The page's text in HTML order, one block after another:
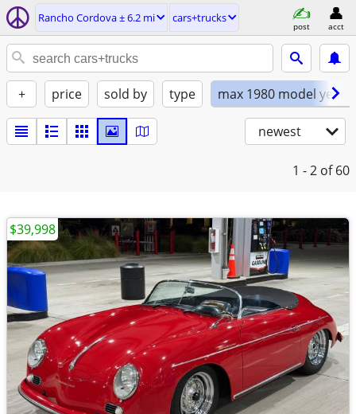
Rancho Cordova ± 6.2 mi cars+trucks
post acct
+ price sold by type max 1980 model year
newest
1 - 2 of 60
$39,998